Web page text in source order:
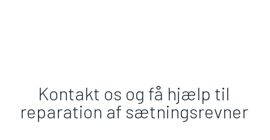
Kontakt os og få hjælp til
reparation af sætningsrevner